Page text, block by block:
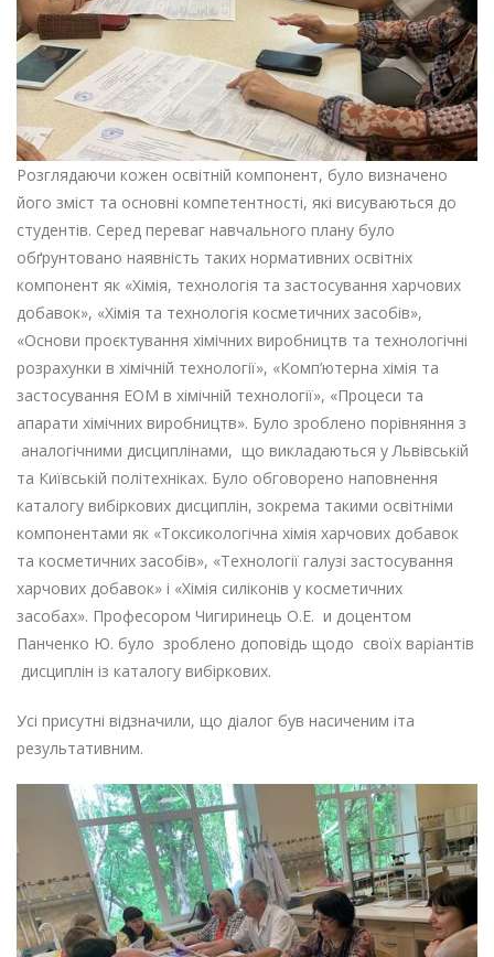
Розглядаючи кожен освітній компонент, було визначено
його зміст та основні компетентності, які висуваються до
студентів. Серед переваг навчального плану було
обґрунтовано наявність таких нормативних освітніх
компонент як «Хімія, технологія та застосування харчових
добавок», «Хімія та технологія косметичних засобів»,
«Основи проєктування хімічних виробництв та технологічні
розрахунки в хімічній технології», «Комп’ютерна хімія та
застосування ЕОМ в хімічній технології», «Процеси та
апарати хімічних виробництв». Було зроблено порівняння з
аналогічними дисциплінами, що викладаються у Львівській
та Київській політехніках. Було обговорено наповнення
каталогу вибіркових дисциплін, зокрема такими освітніми
компонентами як «Токсикологічна хімія харчових добавок
та косметичних засобів», «Технології галузі застосування
харчових добавок» і «Хімія силіконів у косметичних
засобах». Професором Чигиринець О.Е. и доцентом
Панченко Ю. було зроблено доповідь щодо своїх варіантів
дисциплін із каталогу вибіркових.
Усі присутні відзначили, що діалог був насиченим іта
результативним.